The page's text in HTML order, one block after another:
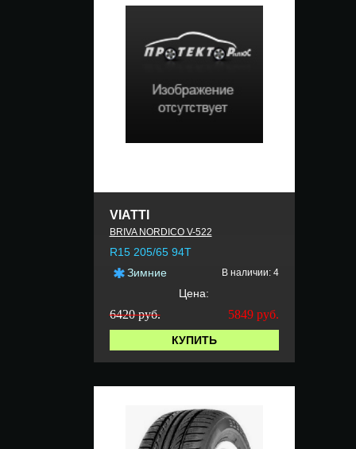
VIATTI
BRIVA NORDICO V-522
R15 205/65 94T
Зимние
В наличии: 4
Цена:
6420 руб. 5849 руб.
КУПИТЬ